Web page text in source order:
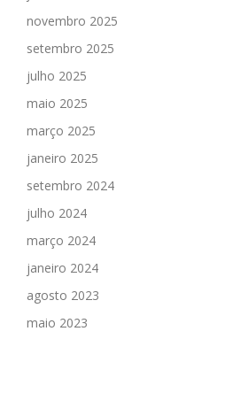
novembro 2025
setembro 2025
julho 2025
maio 2025
março 2025
janeiro 2025
setembro 2024
julho 2024
março 2024
janeiro 2024
agosto 2023
maio 2023